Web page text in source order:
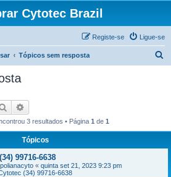
Cytotec Brazil
Ligue-se
Registe-se
Tópicos sem resposta
Pesquisar
3 resultados • Página 1 de 1
Tópicos
99716-6638
polianacyto « quinta set 21, 2023 9:23 pm
(34) 99716-6638